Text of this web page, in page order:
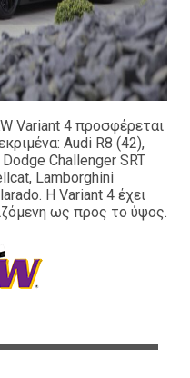
Variant 4 προσφέρεται
Audi R8 (42),
Challenger SRT
Lamborghini
Η Variant 4 έχει
ως προς το ύψος.